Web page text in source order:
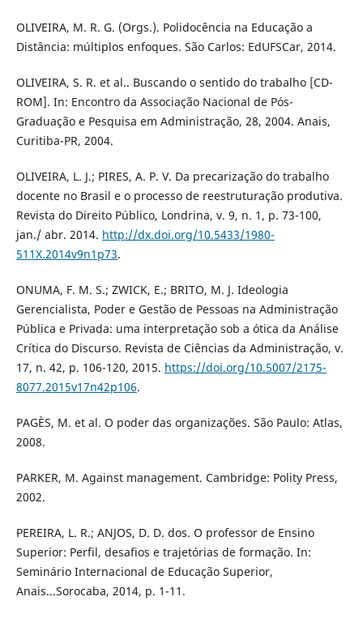
OLIVEIRA, M. R. G. (Orgs.). Polidocência na Educação a
Distância: múltiplos enfoques. São Carlos: EdUFSCar, 2014.
OLIVEIRA, S. R. et al.. Buscando o sentido do trabalho [CD-
ROM]. In: Encontro da Associação Nacional de Pós-
Graduação e Pesquisa em Administração, 28, 2004. Anais,
Curitiba-PR, 2004.
OLIVEIRA, L. J.; PIRES, A. P. V. Da precarização do trabalho
docente no Brasil e o processo de reestruturação produtiva.
Revista do Direito Público, Londrina, v. 9, n. 1, p. 73-100,
jan./ abr. 2014. http://dx.doi.org/10.5433/1980-
511X.2014v9n1p73.
ONUMA, F. M. S.; ZWICK, E.; BRITO, M. J. Ideologia
Gerencialista, Poder e Gestão de Pessoas na Administração
Pública e Privada: uma interpretação sob a ótica da Análise
Crítica do Discurso. Revista de Ciências da Administração, v.
17, n. 42, p. 106-120, 2015. https://doi.org/10.5007/2175-
8077.2015v17n42p106.
PAGÈS, M. et al. O poder das organizações. São Paulo: Atlas,
2008.
PARKER, M. Against management. Cambridge: Polity Press,
2002.
PEREIRA, L. R.; ANJOS, D. D. dos. O professor de Ensino
Superior: Perfil, desafios e trajetórias de formação. In:
Seminário Internacional de Educação Superior,
Anais...Sorocaba, 2014, p. 1-11.